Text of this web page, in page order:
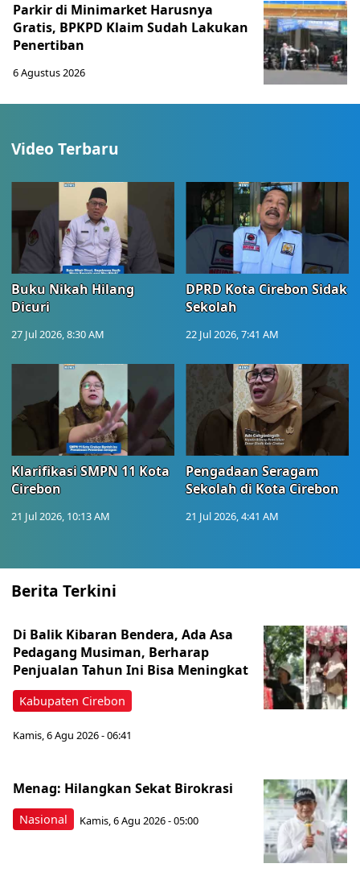
Parkir di Minimarket Harusnya
Gratis, BPKPD Klaim Sudah Lakukan
Penertiban
6 Agustus 2026
Video Terbaru
Buku Nikah Hilang
Dicuri
27 Jul 2026, 8:30 AM
DPRD Kota Cirebon Sidak
Sekolah
22 Jul 2026, 7:41 AM
Klarifikasi SMPN 11 Kota
Cirebon
21 Jul 2026, 10:13 AM
Pengadaan Seragam
Sekolah di Kota Cirebon
21 Jul 2026, 4:41 AM
Berita Terkini
Kabupaten Cirebon
Di Balik Kibaran Bendera, Ada Asa
Pedagang Musiman, Berharap
Penjualan Tahun Ini Bisa Meningkat
Kamis, 6 Agu 2026 - 06:41
Nasional
Menag: Hilangkan Sekat Birokrasi
Kamis, 6 Agu 2026 - 05:00